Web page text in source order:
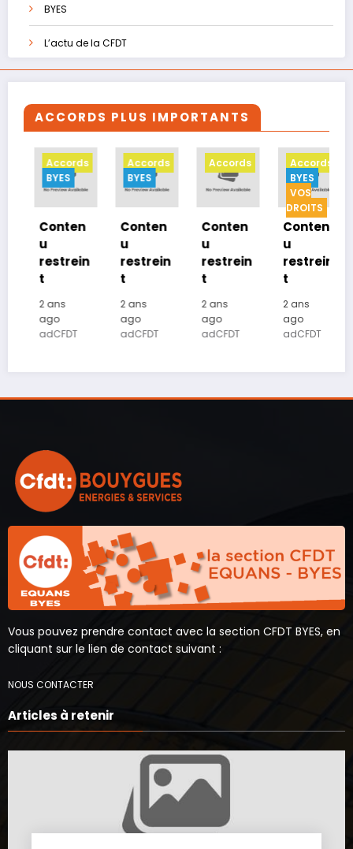
BYES
L’actu de la CFDT
ACCORDS PLUS IMPORTANTS
Accords
BYES
Conten
restrein
2 ans
ago
adCFDT
Accords
BYES
Conten
restrein
2 ans
ago
adCFDT
Accords
Conten
restrein
2 ans
ago
adCFDT
Accords
BYES
VOS
DROITS
Conten
restrein
2 ans
ago
adCFDT
Vous pouvez prendre contact avec la section CFDT BYES, en
cliquant sur le lien de contact suivant :
NOUS CONTACTER
Articles à retenir